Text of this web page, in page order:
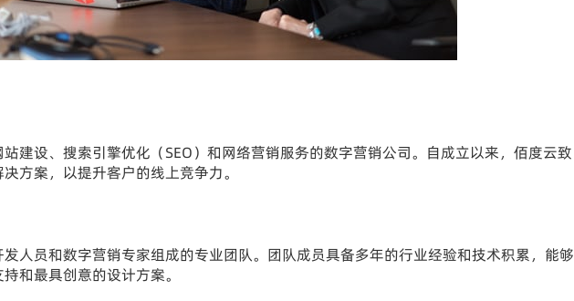
建设、搜索引擎优化（SEO）和网络营销服务的数字营销公司。自成立以来，佰度云致
方案，以提升客户的线上竞争力。
人员和数字营销专家组成的专业团队。团队成员具备多年的行业经验和技术积累，能够
和最具创意的设计方案。